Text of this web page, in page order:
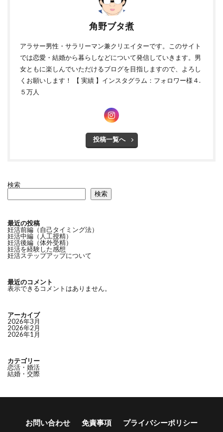
角野ブタ煮
アラサー男性・サラリーマン兼クリエイターです。このサイト
では恋愛・結婚から暮らしなどについて発信していきます。男
女ともに楽しんでいただけるブログを目指しますので、よろし
くお願いします！ 【 実績 】インスタグラム：フォロワー様４.
５万人
投稿一覧へ
検索
検索
最近の投稿
妊活前編（自己タイミング法）
妊活中編（人工授精）
妊活後編（体外受精）
妊活を経験した感想
妊活ステップアップについて
最近のコメント
表示できるコメントはありません。
アーカイブ
2026年3月
2026年2月
2026年1月
カテゴリー
恋活・婚活
結婚・交際
お問い合わせ 免責事項 プライバシーポリシー